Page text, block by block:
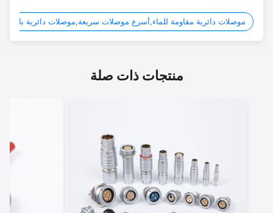
موصلات دائرية مقاومة للماء,أسرع موصلات سريعة,موصلات دائرية بالدفع
منتجات ذات صلة